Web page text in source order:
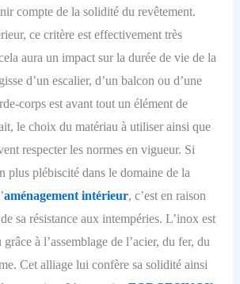
compte de la solidité du revêtement.
ce critère est effectivement très
aura un impact sur la durée de vie de la
d’un escalier, d’un balcon ou d’une
corps est avanttout un élément de
le choix du matériauà utiliser ainsi que
respecter les normes en vigueur. Si
plus plébiscité dans le domaine de la
aménagement intérieur, c’est en raison
sa résistance aux intempéries. L’inox est
à l’assemblage de l’acier,du fer,du
Cet alliage lui confère sa solidité ainsi